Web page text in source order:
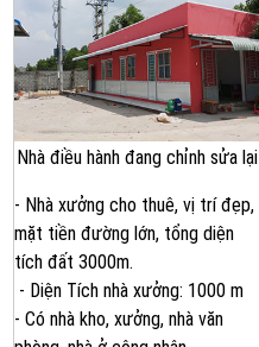
Nhà điều hành đang chỉnh sửa lại
- Nhà xưởng cho thuê, vị trí đẹp,
mặt tiền đường lớn, tổng diện
tích đất 3000m.
- Diện Tích nhà xưởng: 1000 m
- Có nhà kho, xưởng, nhà văn